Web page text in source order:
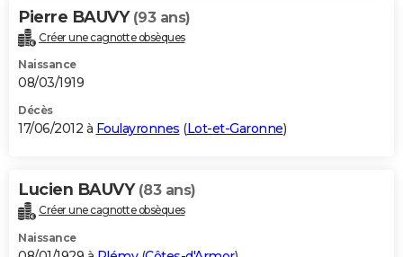
Pierre BAUVY (93 ans)
Créer une cagnotte obsèques
Naissance
08/03/1919
Décès
17/06/2012 à Foulayronnes (Lot-et-Garonne)
Lucien BAUVY (83 ans)
Créer une cagnotte obsèques
Naissance